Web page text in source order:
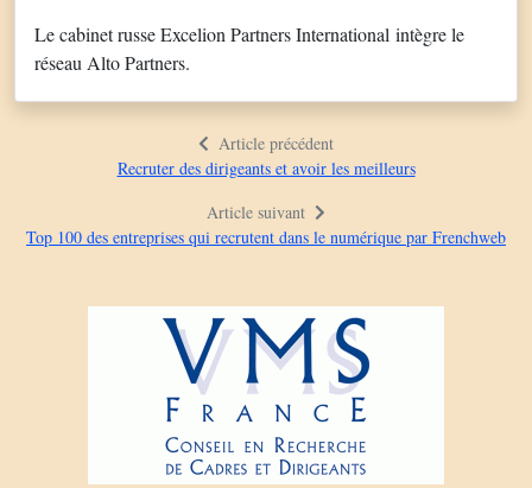
Le cabinet russe Excelion Partners International intègre le
réseau Alto Partners.
Article précédent
Recruter des dirigeants et avoir les meilleurs
Article suivant
Top 100 des entreprises qui recrutent dans le numérique par Frenchweb